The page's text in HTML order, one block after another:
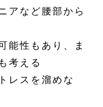
アなど腰部から
能性もあり、ま
考える
レスを溜めな